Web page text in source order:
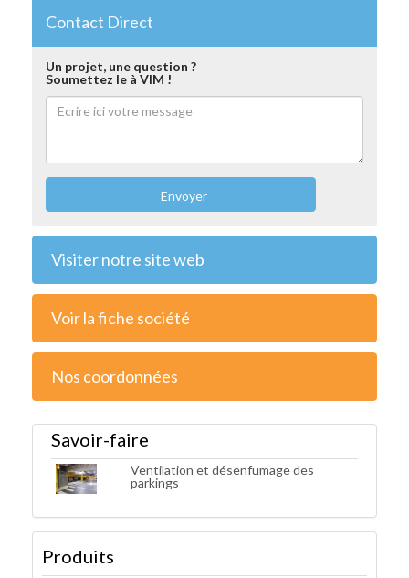
Contact Direct
Un projet, une question ?
Soumettez le à VIM !
Envoyer
Visiter notre site web
Voir la fiche société
Nos coordonnées
Savoir-faire
Ventilation et désenfumage des
parkings
Produits